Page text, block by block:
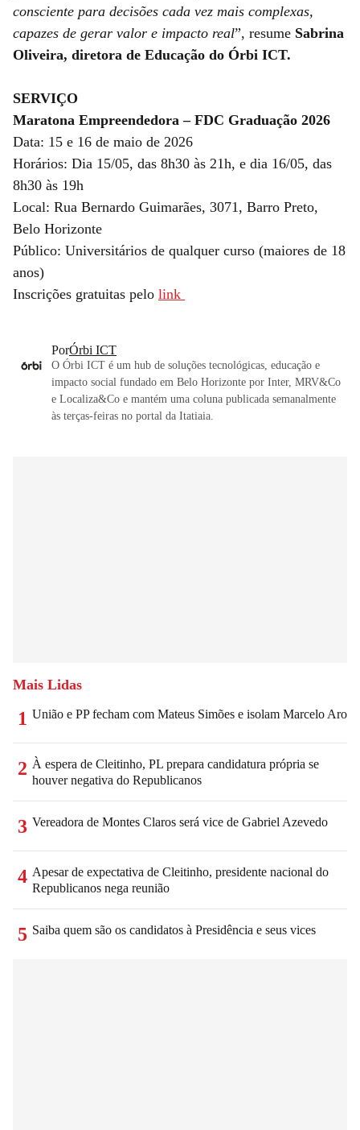
consciente para decisões cada vez mais complexas,
capazes de gerar valor e impacto real”, resume Sabrina
Oliveira, diretora de Educação do Órbi ICT.
SERVIÇO
Maratona Empreendedora – FDC Graduação 2026
Data: 15 e 16 de maio de 2026
Horários: Dia 15/05, das 8h30 às 21h, e dia 16/05, das
8h30 às 19h
Local: Rua Bernardo Guimarães, 3071, Barro Preto,
Belo Horizonte
Público: Universitários de qualquer curso (maiores de 18
anos)
Inscrições gratuitas pelo link
PorÓrbi ICT
O Órbi ICT é um hub de soluções tecnológicas, educação e
impacto social fundado em Belo Horizonte por Inter, MRV&Co
e Localiza&Co e mantém uma coluna publicada semanalmente
às terças-feiras no portal da Itatiaia.
Mais Lidas
1 União e PP fecham com Mateus Simões e isolam Marcelo Aro
2 À espera de Cleitinho, PL prepara candidatura própria se
houver negativa do Republicanos
3 Vereadora de Montes Claros será vice de Gabriel Azevedo
4 Apesar de expectativa de Cleitinho, presidente nacional do
Republicanos nega reunião
5 Saiba quem são os candidatos à Presidência e seus vices